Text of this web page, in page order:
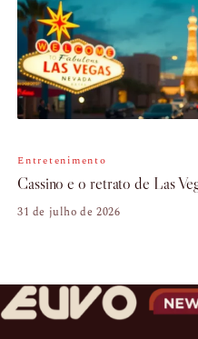
Entretenimento
Cassino e o retrato de Las
31 de julho de 2026